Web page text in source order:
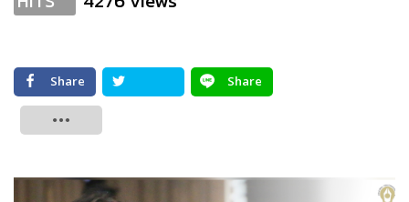
Share
Share